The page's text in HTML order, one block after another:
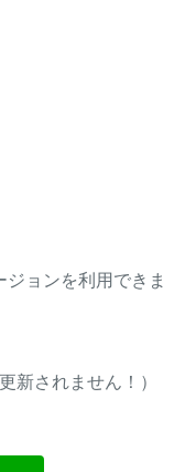
ジョンを利用できま
新されません！）